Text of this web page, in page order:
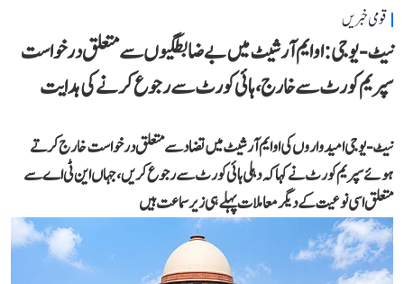
قومی خبریں
نیٹ-یو جی: او ایم آر شیٹ میں بے ضابطگیوں سے متعلق درخواست
سپریم کورٹ سے خارج، ہائی کورٹ سے رجوع کرنے کی ہدایت
نیٹ-یو جی امیدواروں کی او ایم آر شیٹ میں تضاد سے متعلق درخواست خارج کرتے
ہوئے سپریم کورٹ نے کہا کہ دہلی ہائی کورٹ سے رجوع کریں، جہاں این ٹی اے سے
متعلق اسی نوعیت کے دیگر معاملات پہلے ہی زیر سماعت ہیں